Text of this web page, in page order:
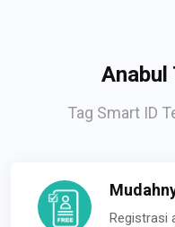
Anabul
Tag Smart ID
Registrasi